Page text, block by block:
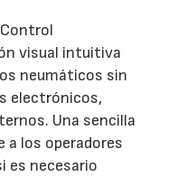
visual intuitiva
neumáticos sin
electrónicos,
Una sencilla
a los operadores
es necesario